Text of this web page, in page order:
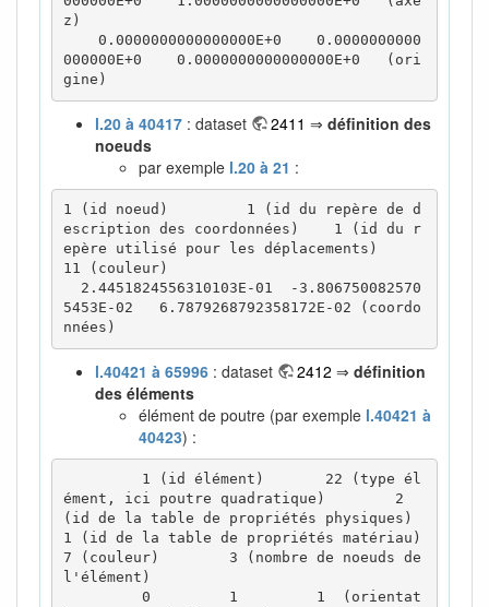
z)
000000E+0    0.0000000000000000E+0   (ori
gine)
l.20 à 40417 : dataset 2411 ⇒ définition des
noeuds
par exemple l.20 à 21 :
1 (id noeud)         1 (id du repère de d
escription des coordonnées)    1 (id du r
epère utilisé pour les déplacements)
11 (couleur)
5453E-02   6.7879268792358172E-02 (coordo
nnées)
l.40421 à 65996 : dataset 2412 ⇒ définition
des éléments
élément de poutre (par exemple l.40421 à
40423) :
ément, ici poutre quadratique)        2
(id de la table de propriétés physiques)
1 (id de la table de propriétés matériau)
7 (couleur)        3 (nombre de noeuds de
l'élément)